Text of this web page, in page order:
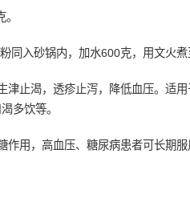
同入砂锅内，加水600克，用文火
津止渴，透疹止泻，降低血压。适
多饮等。
作用，高血压、糖尿病患者可长期服